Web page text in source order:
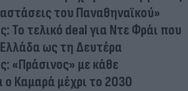
του Παναθηναϊκού»
Το τελικό deal για Ντε Φράι που
ως τη Δευτέρα
«Πράσινος» με κάθε
Καμαρά μέχρι το 2030